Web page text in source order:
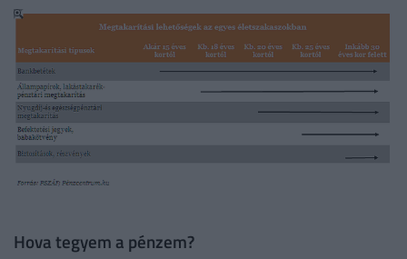
Hova tegyem a pénzem?